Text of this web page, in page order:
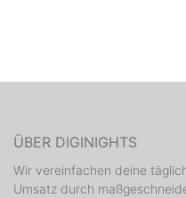
ÜBER DIGINIGHTS
Wir vereinfachen deine
Umsatz durch